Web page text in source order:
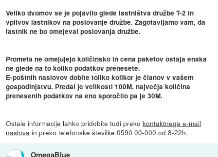
Veliko dvomov se je pojavilo glede lastništva družbe T-2 in
vplivov lastnikov na poslovanje družbe. Zagotavljamo vam, da
lastnik ne bo omejeval poslovanja družbe.
Prometa ne omejujejo količinsko in cena paketov ostaja enaka
ne glede na to koliko podatkov prenesete.
E-poštnih naslovov dobite toliko kolikor je članov v vašem
gospodinjstvu. Predal je velikosti 100M, največja količina
prenesenih podatkov na eno sporočilo pa je 30M.
Ostale informacije lahko pridobite tudi prekokontaktnega e-mail
naslova in preko telefonske številke 0590 00-000 od 8-22h.
OmegaBlue